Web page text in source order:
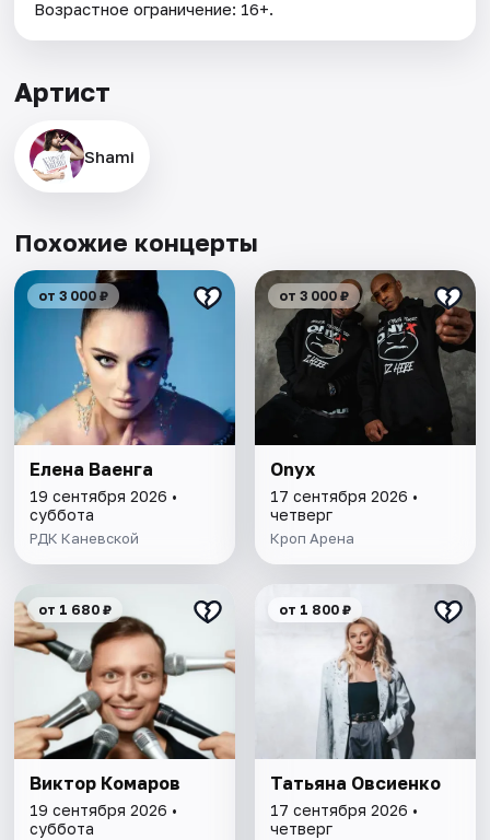
Возрастное ограничение: 16+.
Артист
Shami
Похожие концерты
от 3 000 ₽
Елена Ваенга
19 сентября 2026 •
суббота
РДК Каневской
от 3 000 ₽
Onyx
17 сентября 2026 •
четверг
Кроп Арена
от 1 680 ₽
Виктор Комаров
19 сентября 2026 •
суббота
от 1 800 ₽
Татьяна Овсиенко
17 сентября 2026 •
четверг